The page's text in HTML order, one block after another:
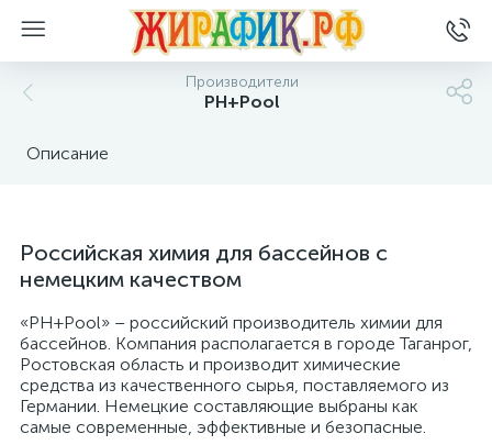
Производители
PH+Pool
Описание
Российская химия для бассейнов с
немецким качеством
«PH+Pool» – российский производитель химии для
бассейнов. Компания располагается в городе Таганрог,
Ростовская область и производит химические
средства из качественного сырья, поставляемого из
Германии. Немецкие составляющие выбраны как
самые современные, эффективные и безопасные.